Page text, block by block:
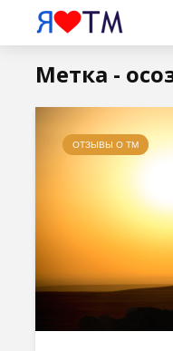
Метка -
ОТЗЫВЫ О ТМ